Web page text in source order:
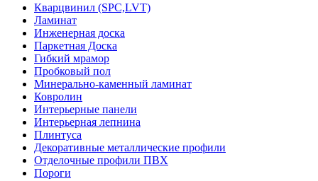
Кварцвинил (SPC,LVT)
Ламинат
Инженерная доска
Паркетная Доска
Гибкий мрамор
Пробковый пол
Минерально-каменный ламинат
Ковролин
Интерьерные панели
Интерьерная лепнина
Плинтуса
Декоративные металлические профили
Отделочные профили ПВХ
Пороги